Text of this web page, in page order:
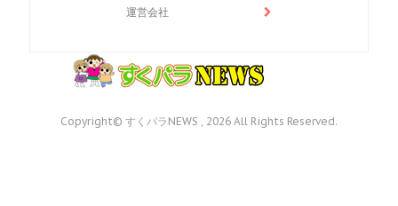
運営会社
Copyright© すくパラNEWS , 2026 All Rights Reserved.